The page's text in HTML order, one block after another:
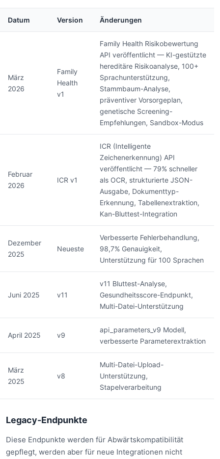
Datum Version Änderungen
März
2026
Family
Health
v1
Family Health Risikobewertung
API veröffentlicht — KI-gestützte
hereditäre Risikoanalyse, 100+
Sprachunterstützung,
Stammbaum-Analyse,
präventiver Vorsorgeplan,
genetische Screening-
Empfehlungen, Sandbox-Modus
Februar
2026
ICR v1
ICR (Intelligente
Zeichenerkennung) API
veröffentlicht — 79% schneller
als OCR, strukturierte JSON-
Ausgabe, Dokumenttyp-
Erkennung, Tabellenextraktion,
Kan-Bluttest-Integration
Dezember
2025
Neueste
Verbesserte Fehlerbehandlung,
98,7% Genauigkeit,
Unterstützung für 100 Sprachen
Juni 2025 v11
v11 Bluttest-Analyse,
Gesundheitsscore-Endpunkt,
Multi-Datei-Unterstützung
April 2025 v9
api_parameters_v9 Modell,
verbesserte Parameterextraktion
März
2025
v8
Multi-Datei-Upload-
Unterstützung,
Stapelverarbeitung
Legacy-Endpunkte
Diese Endpunkte werden für Abwärtskompatibilität
gepflegt, werden aber für neue Integrationen nicht